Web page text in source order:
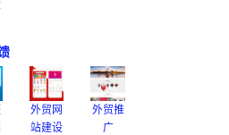
外贸网
站建设
外贸推
广